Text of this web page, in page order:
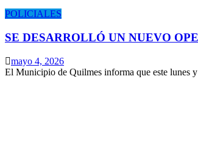
POLICIALES
SE DESARROLLÓ UN NUEVO
mayo 4, 2026
El Municipio de Quilmes informa que este lunes